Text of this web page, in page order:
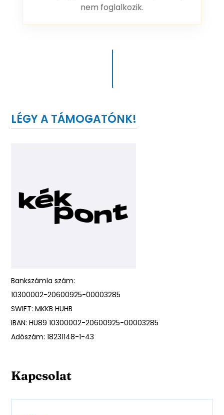
nem foglalkozik.
LÉGY A TÁMOGATÓNK!
Bankszámla szám:
10300002-20600925-00003285
SWIFT: MKKB HUHB
IBAN: HU89 10300002-20600925-00003285
Adószám: 18231148-1-43
Kapcsolat